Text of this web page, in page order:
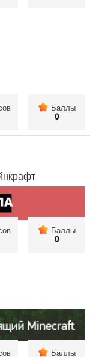
Баллы
0
Баллы
0
Баллы